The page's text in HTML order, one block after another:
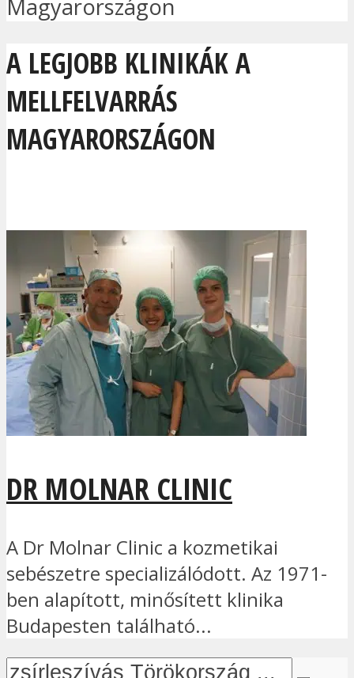
Magyarországon
A LEGJOBB KLINIKÁK A
MELLFELVARRÁS
MAGYARORSZÁGON
DR MOLNAR CLINIC
A Dr Molnar Clinic a kozmetikai
sebészetre specializálódott. Az 1971-
ben alapított, minősített klinika
Budapesten található...